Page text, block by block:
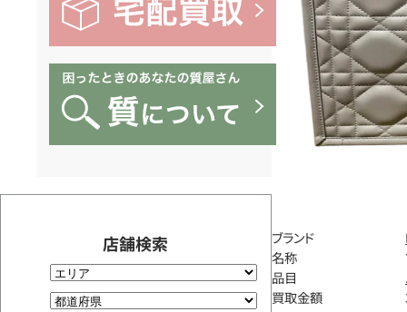
店舗検索 ブランド
名称
品目
買取金額